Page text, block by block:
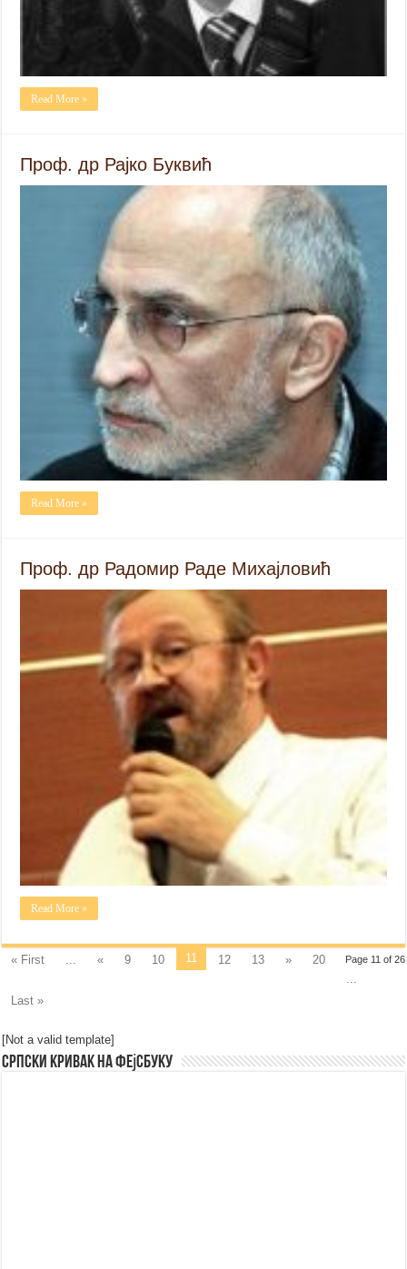
Read More »
Проф. др Рајко Буквић
Read More »
Проф. др Радомир Раде Михајловић
Read More »
Page 11 of 26
« First « 9 10 11 12 13 »
20
Last »
[Not a valid template]
Српски Кривак на Фејсбуку